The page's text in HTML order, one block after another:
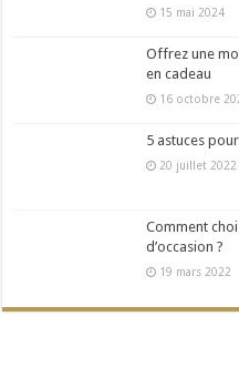
15 mai 2024
Offrez une
en cadeau
16 octobre
5 astuces
20 juillet 2022
Comment
d’occasion ?
19 mars 2022